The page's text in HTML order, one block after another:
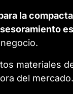
la
negocio.
materiales
del mercado.